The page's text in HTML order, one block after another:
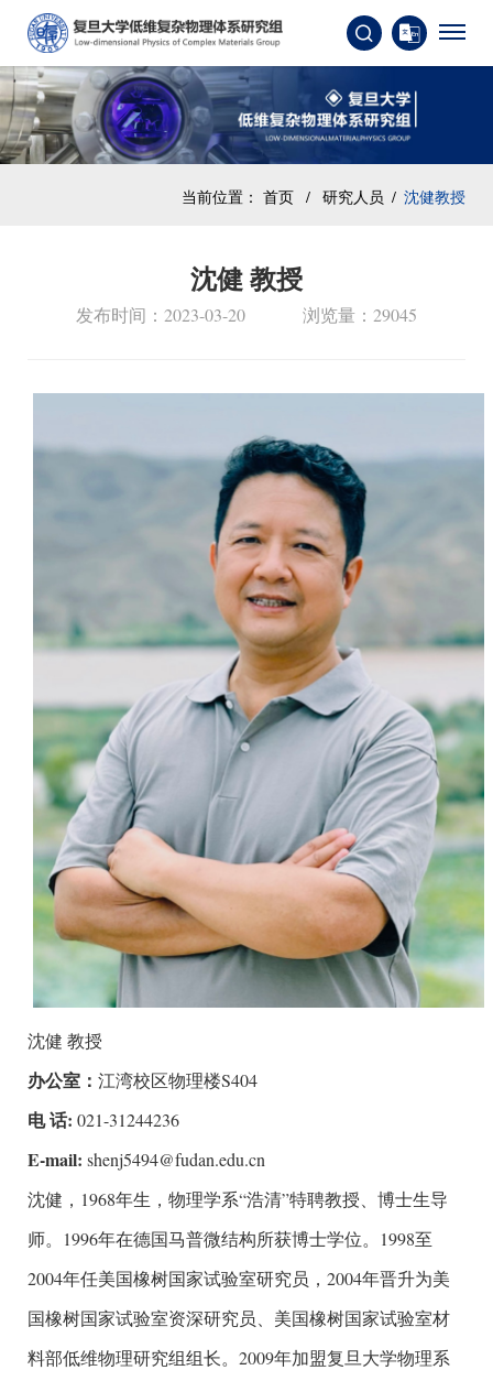
当前位置： 首页 / 研究人员 / 沈健教授
沈健 教授
发布时间：2023-03-20 浏览量：29045
沈健 教授
办公室： 江湾校区物理楼S404
电 话: 021-31244236
E-mail: shenj5494@fudan.edu.cn
沈健，1968年生，物理学系“浩清”特聘教授、博士生导
师。1996年在德国马普微结构所获博士学位。1998至
2004年任美国橡树国家试验室研究员，2004年晋升为美
国橡树国家试验室资深研究员、美国橡树国家试验室材
料部低维物理研究组组长。2009年加盟复旦大学物理系